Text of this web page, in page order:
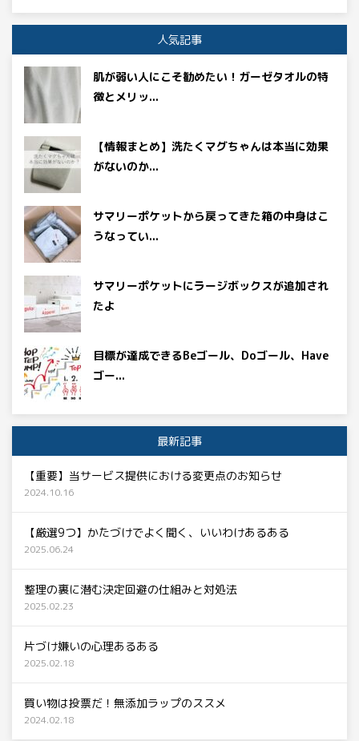
人気記事
肌が弱い人にこそ勧めたい！ガーゼタオルの特
徴とメリッ...
【情報まとめ】洗たくマグちゃんは本当に効果
がないのか...
サマリーポケットから戻ってきた箱の中身はこ
うなってい...
サマリーポケットにラージボックスが追加され
たよ
目標が達成できるBeゴール、Doゴール、Have
ゴー...
最新記事
【重要】当サービス提供における変更点のお知らせ
2024.10.16
【厳選9つ】かたづけでよく聞く、いいわけあるある
2025.06.24
整理の裏に潜む決定回避の仕組みと対処法
2025.02.23
片づけ嫌いの心理あるある
2025.02.18
買い物は投票だ！無添加ラップのススメ
2024.02.18